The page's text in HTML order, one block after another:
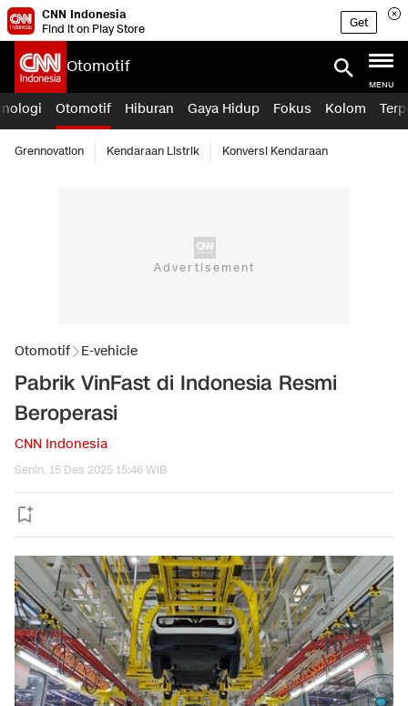
CNN Indonesia
Find it on Play Store
Get
Otomotif
MENU
Otomotif Hiburan Gaya Hidup Fokus Kolom
Grennovation Kendaraan Listrik Konversi Kendaraan
Otomotif E-vehicle
Pabrik VinFast di Indonesia Resmi
Beroperasi
CNN Indonesia
Senin, 15 Des 2025 15:46 WIB